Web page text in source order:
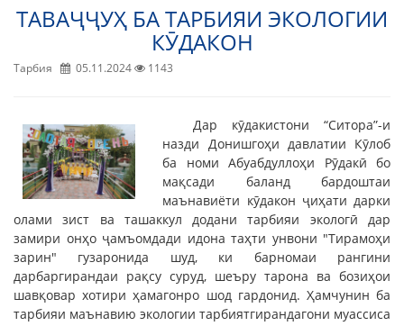
ТАВАҶҶУҲ БА ТАРБИЯИ ЭКОЛОГИИ
КӮДАКОН
Тарбия 05.11.2024 1143
Дар кӯдакистони “Ситора”-и
назди Донишгоҳи давлатии Кӯлоб
ба номи Абуабдуллоҳи Рӯдакӣ бо
мақсади баланд бардоштаи
маънавиёти кӯдакон ҷиҳати дарки
олами зист ва ташаккул додани тарбияи экологӣ дар
замири онҳо ҷамъомдади идона таҳти унвони "Тирамоҳи
зарин" гузаронида шуд, ки барномаи рангини
дарбаргирандаи рақсу суруд, шеъру тарона ва бозиҳои
шавқовар хотири ҳамагонро шод гардонид. Ҳамчунин ба
тарбияи маънавию экологии тарбиятгирандагони муассиса